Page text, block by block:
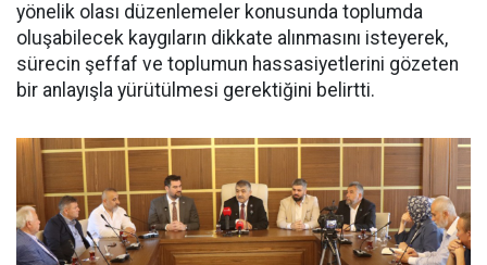
yönelik olası düzenlemeler konusunda toplumda
oluşabilecek kaygıların dikkate alınmasını isteyerek,
sürecin şeffaf ve toplumun hassasiyetlerini gözeten
bir anlayışla yürütülmesi gerektiğini belirtti.